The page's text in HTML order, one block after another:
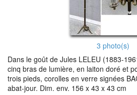
3 photo(s)
Dans le goût de Jules LELEU (1883-
cinq bras de lumière, en laiton doré et
trois pieds, corolles en verre signées
abat-jour. Dim. env. 156 x 43 x 43 cm